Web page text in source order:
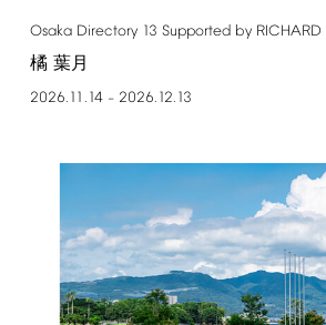
Osaka Directory 13 Supported by RICHARD
橘 葉月
2026.11.14– 2026.12.13